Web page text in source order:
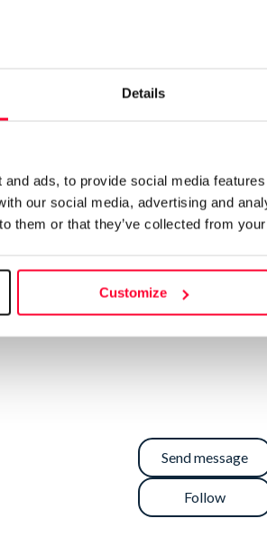
Details
ads, to provide social media
our social media, advertising and
them or that they’ve collected from
Customize
Send message
Follow